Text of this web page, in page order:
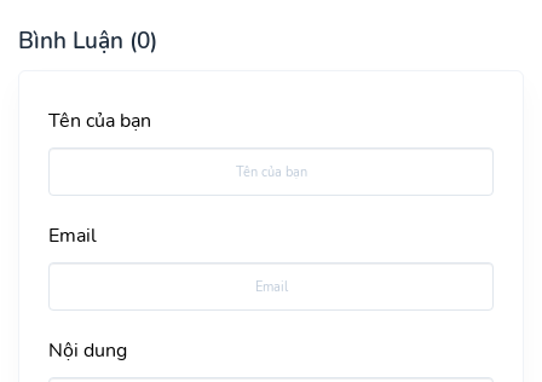
Bình Luận (0)
Tên của bạn
Email
Nội dung